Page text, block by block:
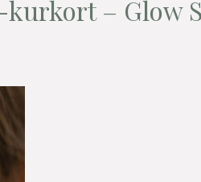
kurkort – Glow